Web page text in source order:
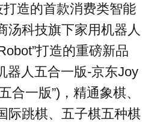
造的首款消费类智能
汤科技旗下家用机器人
打造的重磅新品
人五合一版-京东Joy
合一版”)，精通象棋、
际跳棋、五子棋五种棋